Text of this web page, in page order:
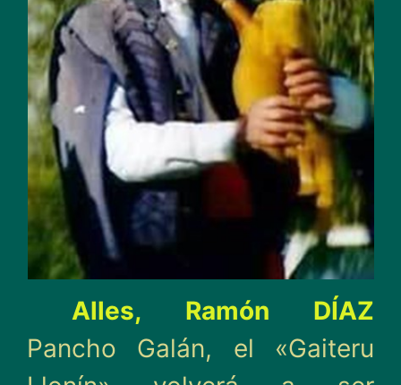
Alles, Ramón DÍAZ
Pancho Galán, el «Gaiteru